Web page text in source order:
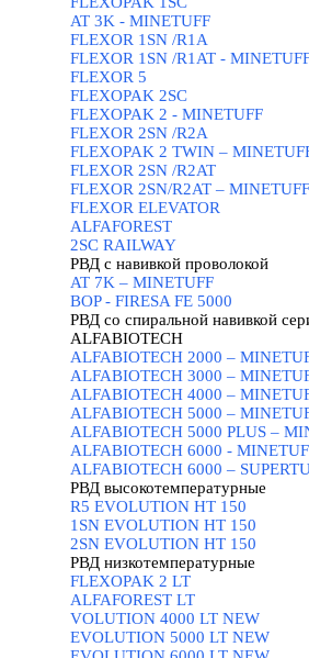
AT 3K - MINETUFF
FLEXOR 1SN /R1A
FLEXOR 1SN /R1AT -
FLEXOR 5
FLEXOPAK 2SС
FLEXOPAK 2 - MINETUFF
FLEXOR 2SN /R2A
FLEXOPAK 2 TWIN –
FLEXOR 2SN /R2AT
FLEXOR 2SN/R2AT – MINETUFF
FLEXOR ELEVATOR
ALFAFOREST
2SC RAILWAY
РВД с навивкой проволокой
AT 7K – MINETUFF
BOP - FIRESA FE 5000
РВД со спиральной навивкой
ALFABIOTECH
ALFABIOTECH 2000 –
ALFABIOTECH 3000 –
ALFABIOTECH 4000 –
ALFABIOTECH 5000 –
ALFABIOTECH 5000 PLUS –
ALFABIOTECH 6000 -
ALFABIOTECH 6000 –
РВД высокотемпературные
R5 EVOLUTION HT 150
1SN EVOLUTION HT 150
2SN EVOLUTION HT 150
РВД низкотемпературные
FLEXOPAK 2 LT
ALFAFOREST LT
VOLUTION 4000 LT NEW
EVOLUTION 5000 LT NEW